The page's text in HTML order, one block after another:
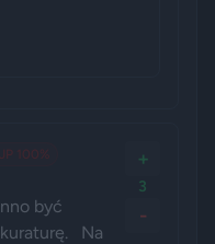
JP 100%
być
Na
+
3
-